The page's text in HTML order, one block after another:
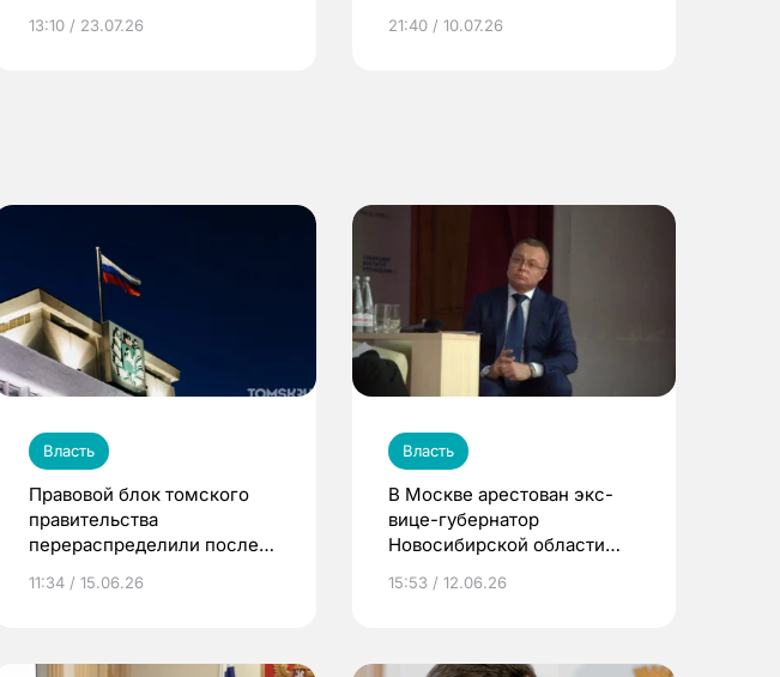
по ОМС!
13:10 / 23.07.26 21:40 / 10.07.26
Власть
Правовой блок томского
правительства
перераспределили после
Филиппова
11:34 / 15.06.26
Власть
В Москве арестован экс-
вице-губернатор
Новосибирской области
наркотиках
15:53 / 12.06.26